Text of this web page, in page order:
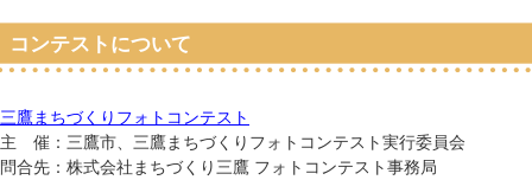
コンテストについて
三鷹まちづくりフォトコンテスト
主 催：三鷹市、三鷹まちづくりフォトコンテスト実行委員会
問合先：株式会社まちづくり三鷹 フォトコンテスト事務局